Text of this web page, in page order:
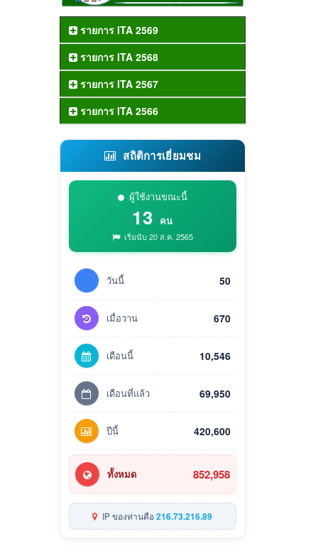
รายการ ITA 2569
รายการ ITA 2568
รายการ ITA 2567
รายการ ITA 2566
สถิติการเยี่ยมชม
ผู้ใช้งานขณะนี้
13 คน
เริ่มนับ 20 ส.ค. 2565
วันนี้ 50
เมื่อวาน 670
เดือนนี้ 10,546
เดือนที่แล้ว 69,950
ปีนี้ 420,600
ทั้งหมด 852,958
IP ของท่านคือ216.73.216.89